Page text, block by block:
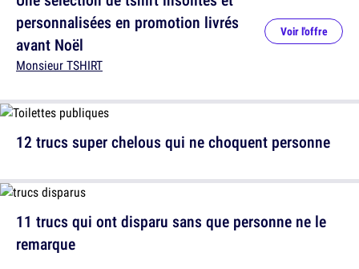
personnalisées en promotion livrés
avant Noël
Monsieur TSHIRT
Voir l'offre
11 trucs qui ont disparu sans que personne ne le
remarque
12 trucs super chelous qui ne choquent personne